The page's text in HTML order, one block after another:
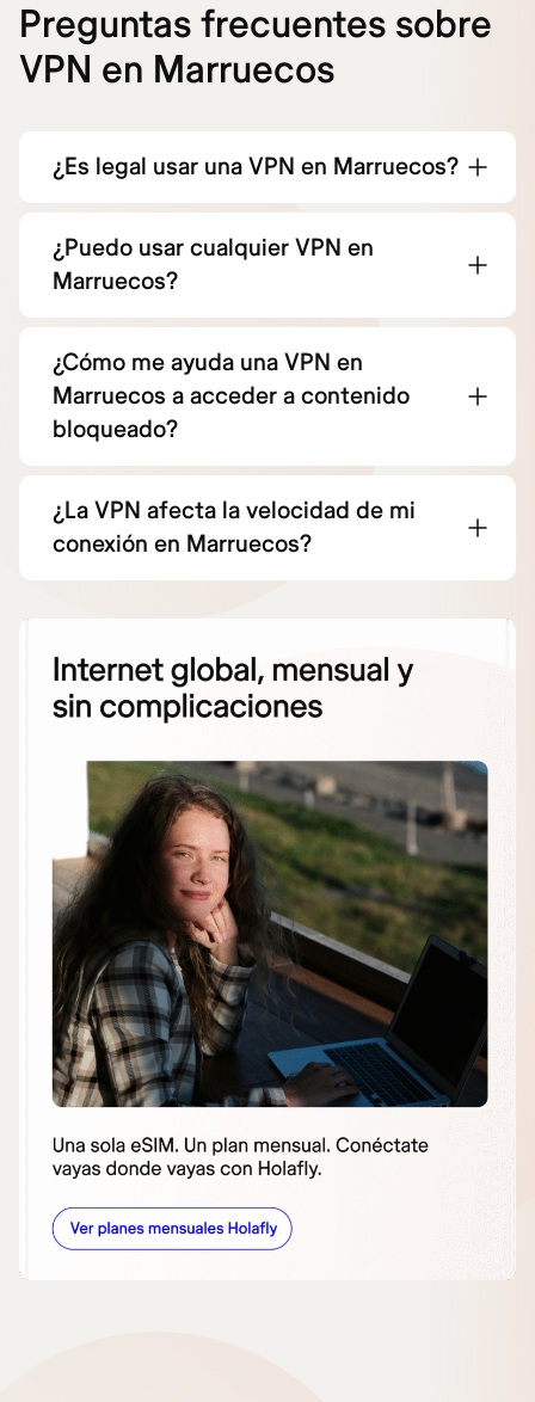
Preguntas frecuentes sobre
VPN en Marruecos
¿Es legal usar una VPN en Marruecos?
¿Puedo usar cualquier VPN en
Marruecos?
¿Cómo me ayuda una VPN en
Marruecos a acceder a contenido
bloqueado?
¿La VPN afecta la velocidad de mi
conexión en Marruecos?